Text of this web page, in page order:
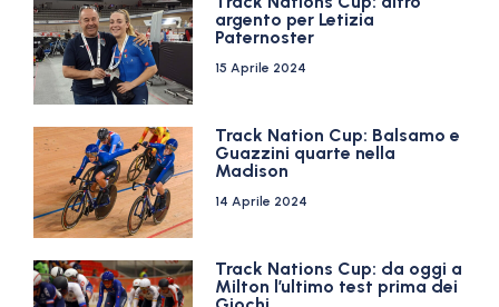
argento per Letizia
Paternoster
15 Aprile 2024
Track Nation Cup: Balsamo e
Guazzini quarte nella
Madison
14 Aprile 2024
Track Nations Cup: da oggi a
Milton l’ultimo test prima dei